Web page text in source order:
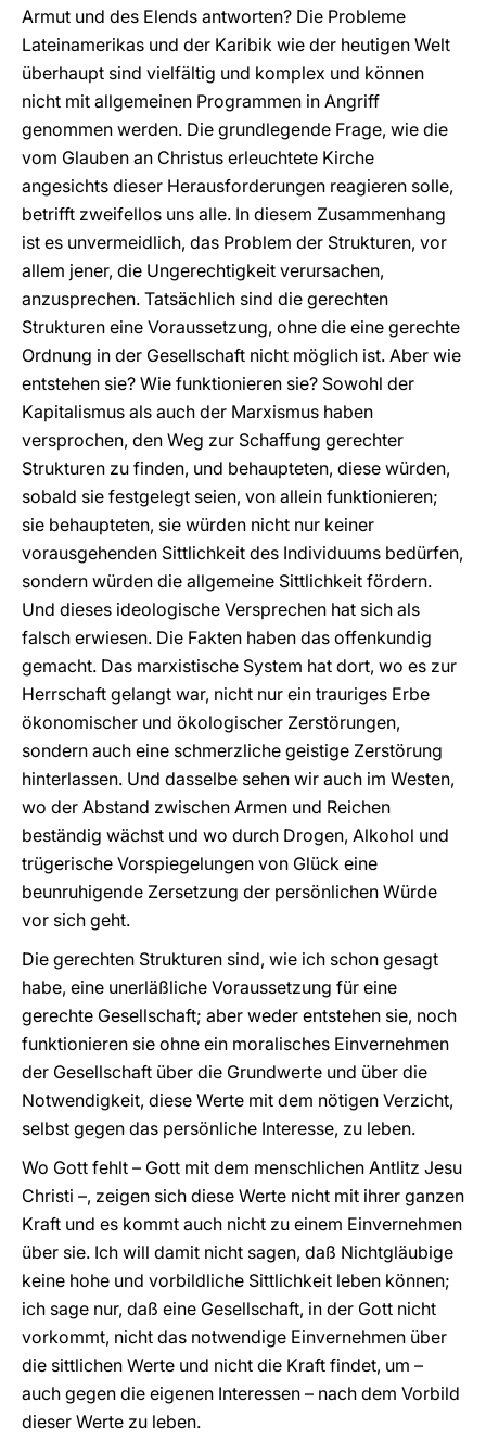
Armut und des Elends antworten? Die Probleme
Lateinamerikas und der Karibik wie der heutigen Welt
überhaupt sind vielfältig und komplex und können
nicht mit allgemeinen Programmen in Angriff
genommen werden. Die grundlegende Frage, wie die
vom Glauben an Christus erleuchtete Kirche
angesichts dieser Herausforderungen reagieren solle,
betrifft zweifellos uns alle. In diesem Zusammenhang
ist es unvermeidlich, das Problem der Strukturen, vor
allem jener, die Ungerechtigkeit verursachen,
anzusprechen. Tatsächlich sind die gerechten
Strukturen eine Voraussetzung, ohne die eine gerechte
Ordnung in der Gesellschaft nicht möglich ist. Aber wie
entstehen sie? Wie funktionieren sie? Sowohl der
Kapitalismus als auch der Marxismus haben
versprochen, den Weg zur Schaffung gerechter
Strukturen zu finden, und behaupteten, diese würden,
sobald sie festgelegt seien, von allein funktionieren;
sie behaupteten, sie würden nicht nur keiner
vorausgehenden Sittlichkeit des Individuums bedürfen,
sondern würden die allgemeine Sittlichkeit fördern.
Und dieses ideologische Versprechen hat sich als
falsch erwiesen. Die Fakten haben das offenkundig
gemacht. Das marxistische System hat dort, wo es zur
Herrschaft gelangt war, nicht nur ein trauriges Erbe
ökonomischer und ökologischer Zerstörungen,
sondern auch eine schmerzliche geistige Zerstörung
hinterlassen. Und dasselbe sehen wir auch im Westen,
wo der Abstand zwischen Armen und Reichen
beständig wächst und wo durch Drogen, Alkohol und
trügerische Vorspiegelungen von Glück eine
beunruhigende Zersetzung der persönlichen Würde
vor sich geht.
Die gerechten Strukturen sind, wie ich schon gesagt
habe, eine unerläßliche Voraussetzung für eine
gerechte Gesellschaft; aber weder entstehen sie, noch
funktionieren sie ohne ein moralisches Einvernehmen
der Gesellschaft über die Grundwerte und über die
Notwendigkeit, diese Werte mit dem nötigen Verzicht,
selbst gegen das persönliche Interesse, zu leben.
Wo Gott fehlt – Gott mit dem menschlichen Antlitz Jesu
Christi –, zeigen sich diese Werte nicht mit ihrer ganzen
Kraft und es kommt auch nicht zu einem Einvernehmen
über sie. Ich will damit nicht sagen, daß Nichtgläubige
keine hohe und vorbildliche Sittlichkeit leben können;
ich sage nur, daß eine Gesellschaft, in der Gott nicht
vorkommt, nicht das notwendige Einvernehmen über
die sittlichen Werte und nicht die Kraft findet, um –
auch gegen die eigenen Interessen – nach dem Vorbild
dieser Werte zu leben.